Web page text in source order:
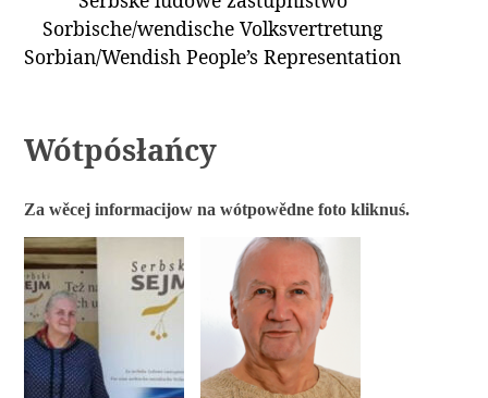
HUBĚRKI
Sorbische/wendische Volksvertretung
Sorbian/Wendish People’s Representation
Wótpósłańcy
Zawěcej informacijow nawótpowědne foto kliknuś.